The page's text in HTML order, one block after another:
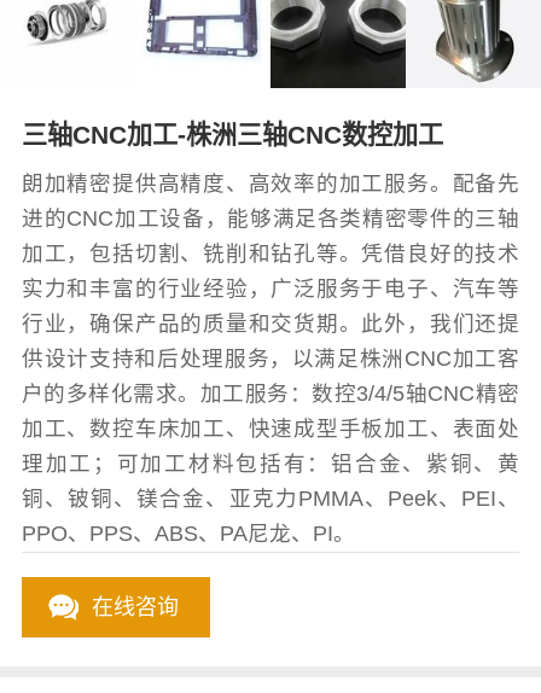
三轴CNC加工-株洲三轴CNC数控加工
朗加精密提供高精度、高效率的加工服务。配备先
进的CNC加工设备，能够满足各类精密零件的三轴
加工，包括切割、铣削和钻孔等。凭借良好的技术
实力和丰富的行业经验，广泛服务于电子、汽车等
行业，确保产品的质量和交货期。此外，我们还提
供设计支持和后处理服务，以满足株洲CNC加工客
户的多样化需求。加工服务：数控3/4/5轴CNC精密
加工、数控车床加工、快速成型手板加工、表面处
理加工；可加工材料包括有：铝合金、紫铜、黄
铜、铍铜、镁合金、亚克力PMMA、Peek、PEI、
PPO、PPS、ABS、PA尼龙、PI。
在线咨询